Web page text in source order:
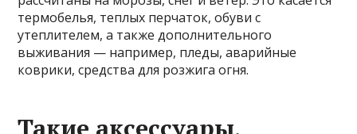
термобелья, теплых перчаток, обуви с
утеплителем, а также дополнительного
выживания — например, пледы, аварийные
коврики, средства для розжига огня.